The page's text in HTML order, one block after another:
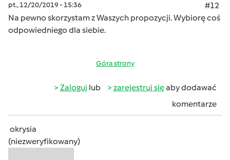
pt., 12/20/2019 - 15:36
#12
Na pewno skorzystam z Waszych propozycji. Wybiorę coś
odpowiedniego dla siebie.
Góra strony
Zaloguj lub zarejestruj sięaby dodawać
komentarze
okrysia
(niezweryfikowany)